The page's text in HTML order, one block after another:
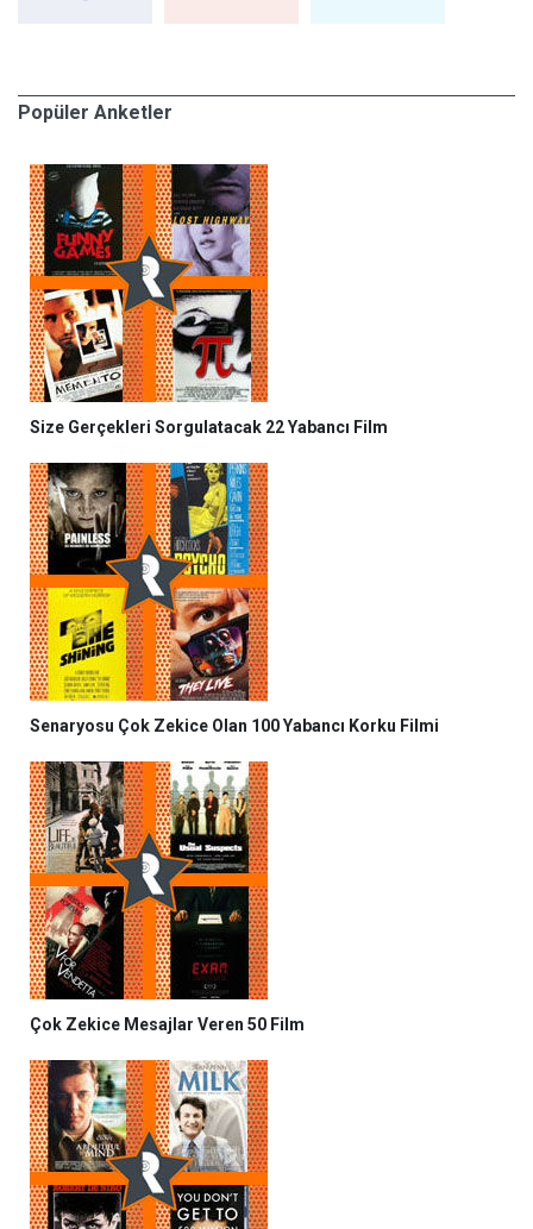
Popüler Anketler
Size Gerçekleri Sorgulatacak 22 Yabancı Film
Senaryosu Çok Zekice Olan 100 Yabancı Korku Filmi
Çok Zekice Mesajlar Veren 50 Film